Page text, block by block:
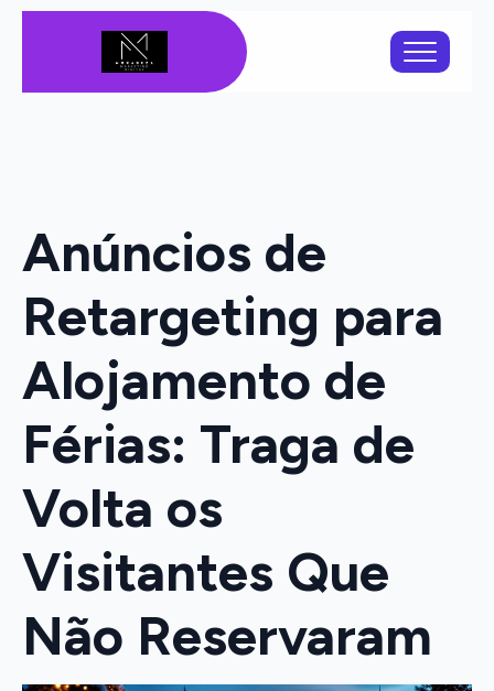
Anúncios de
Retargeting para
Alojamento de
Férias: Traga de
Volta os
Visitantes Que
Não Reservaram